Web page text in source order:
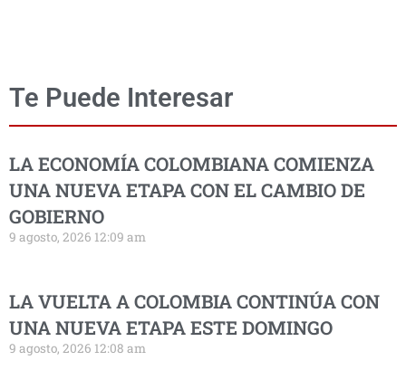
Te Puede Interesar
LA ECONOMÍA COLOMBIANA COMIENZA
UNA NUEVA ETAPA CON EL CAMBIO DE
GOBIERNO
9 agosto, 2026 12:09 am
LA VUELTA A COLOMBIA CONTINÚA CON
UNA NUEVA ETAPA ESTE DOMINGO
9 agosto, 2026 12:08 am